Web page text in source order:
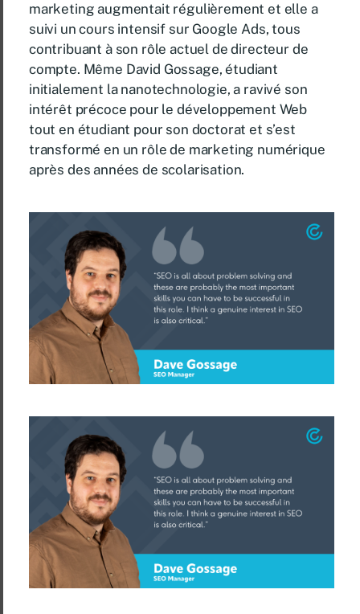
marketing augmentait régulièrement et elle a
suivi un cours intensif sur Google Ads, tous
contribuant à son rôle actuel de directeur de
compte. Même David Gossage, étudiant
initialement la nanotechnologie, a ravivé son
intérêt précoce pour le développement Web
tout en étudiant pour son doctorat et s’est
transformé en un rôle de marketing numérique
après des années de scolarisation.